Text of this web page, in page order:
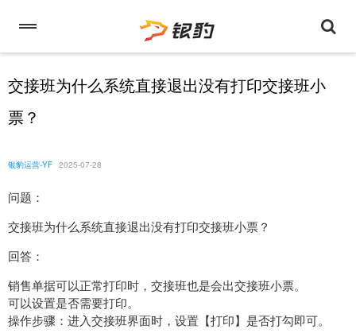
交接班为什么系统直接退出没有打印交接班小
票？
银豹运营-YF 2025-07-28
问题：
交接班为什么系统直接退出没有打印交接班小票？
回答：
销售单据可以正常打印时，交接班也是会出交接班小票。
可以设置是否需要打印。
操作步骤：进入交接班界面时，设置【打印】是否打勾即可。